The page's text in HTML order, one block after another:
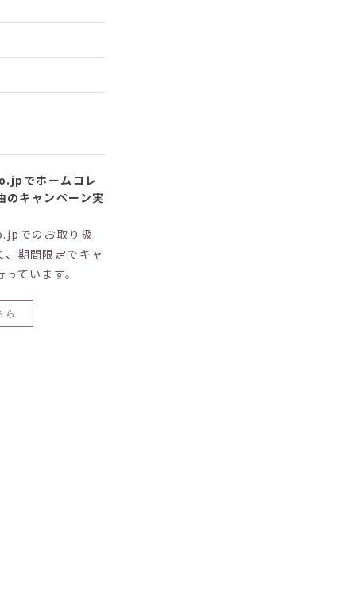
でホームコレ
のキャンペーン実
でのお取り扱
、期間限定でキャ
ています。
ら